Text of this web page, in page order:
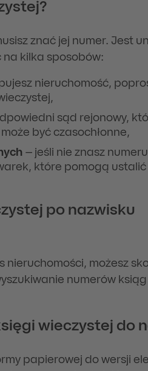
znać jej numer. Jest
na kilka sposobów:
nieruchomość,
sąd rejonowy,
być czasochłonne,
– jeśli nie znasz
które pomogą
po nazwisku
nieruchomości, możesz
numerów
wieczystej do
papierowej do wersji